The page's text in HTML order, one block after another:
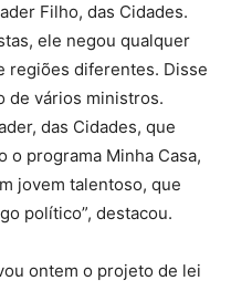
Filho, das Cidades.
ele negou qualquer
regiões diferentes. Disse
de vários ministros.
das Cidades, que
programa Minha Casa,
jovem talentoso, que
político”, destacou.
ontem o projeto de lei